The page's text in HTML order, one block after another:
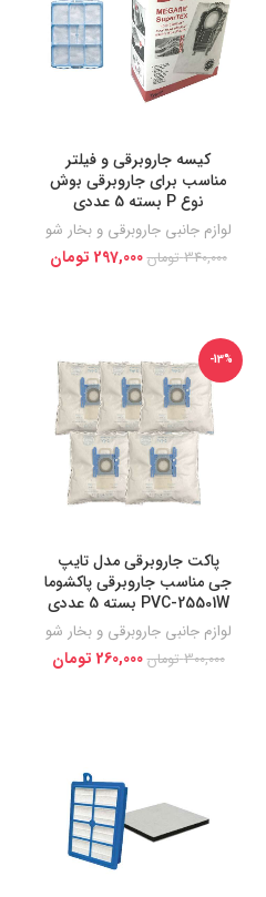
کیسه جاروبرقی و فیلتر
مناسب برای جاروبرقی بوش
نوع P بسته 5 عددی
لوازم جانبی جاروبرقی و بخار شو
340,000 تومان 297,000 تومان
-13%
پاکت جاروبرقی مدل تایپ
جی مناسب جاروبرقی پاکشوما
PVC-25501W بسته 5 عددی
لوازم جانبی جاروبرقی و بخار شو
300,000 تومان 260,000 تومان